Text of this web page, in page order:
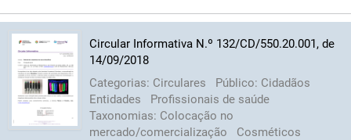
Circular Informativa N.º 132/CD/550.20.001, de
14/09/2018
Categorias: Circulares Público: Cidadãos
Entidades
Profissionais de saúde
Taxonomias: Colocação no
mercado/comercialização
Cosméticos